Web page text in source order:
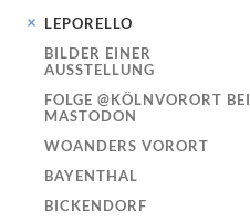
LEPORELLO
BILDER EINER
AUSSTELLUNG
FOLGE @KÖLNVORORT BEI
MASTODON
WOANDERS VORORT
BAYENTHAL
BICKENDORF